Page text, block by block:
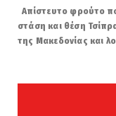
Απίστευτο φρούτο
στάση και θέση
της Μακεδονίας και